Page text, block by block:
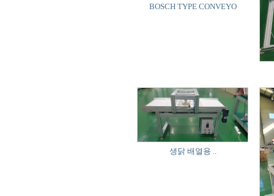
BOSCH TYPE CONVEYO
생닭 배열용 ..